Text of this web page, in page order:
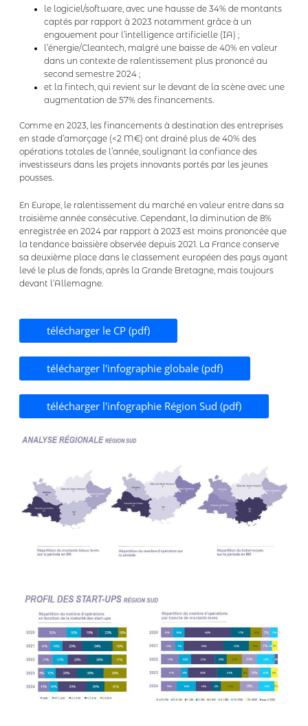
le logiciel/software, avec une hausse de 34% de montants
captés par rapport à 2023 notamment grâce à un
engouement pour l’intelligence artificielle (IA) ;
l’énergie/Cleantech, malgré une baisse de 40% en valeur
dans un contexte de ralentissement plus prononcé au
second semestre 2024 ;
et la fintech, qui revient sur le devant de la scène avec une
augmentation de 57% des financements.
Comme en 2023, les financements à destination des entreprises
en stade d’amorçage (<2 M€) ont drainé plus de 40% des
opérations totales de l’année, soulignant la confiance des
investisseurs dans les projets innovants portés par les jeunes
pousses.
En Europe, le ralentissement du marché en valeur entre dans sa
troisième année consécutive. Cependant, la diminution de 8%
enregistrée en 2024 par rapport à 2023 est moins prononcée que
la tendance baissière observée depuis 2021. La France conserve
sa deuxième place dans le classement européen des pays ayant
levé le plus de fonds, après la Grande Bretagne, mais toujours
devant l’Allemagne.
télécharger le CP (pdf)
télécharger l'infographie globale (pdf)
télécharger l'infographie Région Sud (pdf)